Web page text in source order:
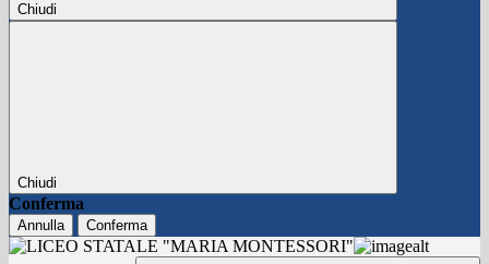
Chiudi
Chiudi
Conferma
Annulla Conferma